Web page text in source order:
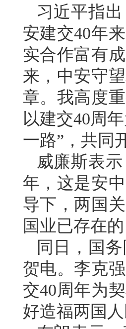
习近平指
安建交40年
实合作富有
来，中安守
章。我高度
以建交40周
一路”，共同
威廉斯表
年，这是安
导下，两国
国业已存在的
同日，国
贺电。李克
交40周年为
好造福两国人